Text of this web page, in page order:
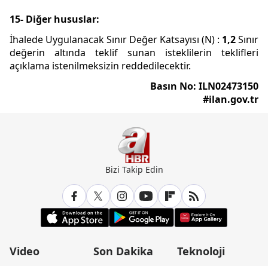
15- Diğer hususlar:
İhalede Uygulanacak Sınır Değer Katsayısı (N) : 1,2Sınır
değerin altında teklif sunan isteklilerin teklifleri
açıklama istenilmeksizin reddedilecektir.
Basın No: ILN02473150
#ilan.gov.tr
Bizi Takip Edin
Video
Son Dakika
Teknoloji